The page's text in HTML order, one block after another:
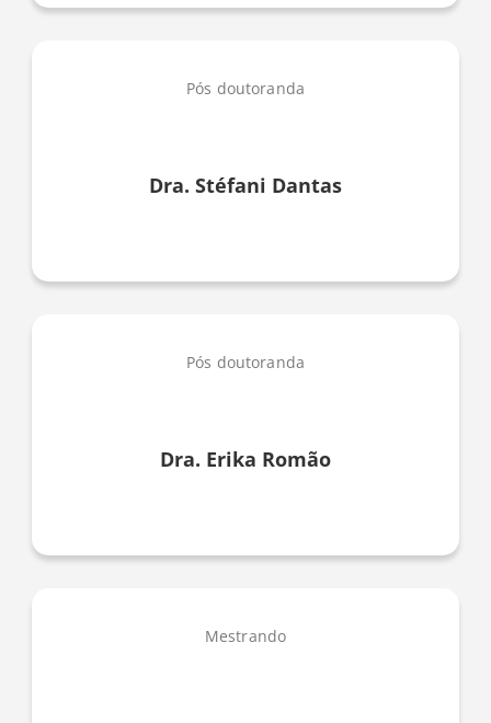
Pós doutoranda
Dra. Stéfani Dantas
Pós doutoranda
Dra. Erika Romão
Mestrando